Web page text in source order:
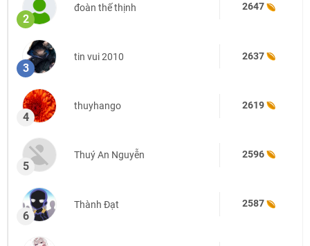
2
đoàn thế thịnh 2647
3
tin vui 2010 2637
4
thuyhango 2619
5
Thuý An Nguyễn 2596
6
Thành Đạt 2587